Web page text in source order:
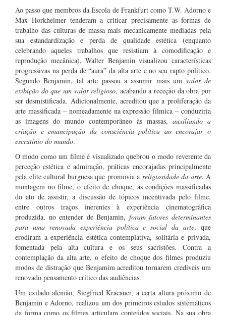
Ao passo que membros da Escola de Frankfurt como T.W. Adorno e
Max Horkheimer tenderam a criticar precisamente as formas de
trabalho das culturas de massa mais mecanicamente mediadas pela
sua estandardização e perda de qualidade estética (enquanto
celebrando aqueles trabalhos que resistiam à comodificação e
reprodução mecânica), Walter Benjamin visualizou características
progressivas na perda de “aura” da alta arte e no seu rapto político.
Segundo Benjamin, tal arte passou a assumir mais um valor de
exibição do que um valor religioso, acabando a receção da obra por
ser desmistificada. Adicionalmente, acreditou que a proliferação da
arte massificada – nomeadamente na expressão fílmica – conduziria
as imagens do mundo contemporâneo às massas, auxiliando a
criação e emancipação da consciência política ao encorajar o
escrutínio do mundo.
O modo como um filme é visualizado quebrou o modo reverente da
perceção estética e admiração, práticas encorajadas principalmente
pela elite cultural burguesa que promovia a religiosidade da arte. A
montagem no filme, o efeito de choque, as condições massificadas
do ato de assistir, a discussão de tópicos incentivada pelo filme,
entre outros traços inerentes à experiência cinematográfica
produzida, no entender de Benjamin, foram fatores determinantes
para uma renovada experiência política e social da arte, que
erodiram a experiência estética contemplativa, solitária e privada,
fomentada pela alta cultura e os seus sacristões. Contra a
contemplação da alta arte, o efeito de choque dos filmes produziu
modos de distração que Benjamim acreditou tornarem credíveis um
renovado pensamento crítico das audiências.
Um exilado alemão, Siegfried Kracauer, a certa altura próximo de
Benjamin e Adorno, realizou um dos primeiros estudos sistemáticos
da forma como os filmes articulam conteúdos sociais. Na sua obra